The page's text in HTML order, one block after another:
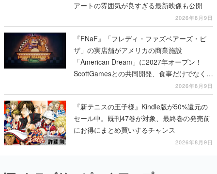
アートの雰囲気が良すぎる最新映像も公開
2026年8月9日
『FNaF』「フレディ・ファズベアーズ・ピ
ザ」の実店舗がアメリカの商業施設
「American Dream」に2027年オープン！
ScottGamesとの共同開発、食事だけでなくス
テージショーや没入型のホラー体験も楽しめ
る
2026年8月9日
『新テニスの王子様』Kindle版が50%還元の
セール中。既刊47巻が対象、最終巻の発売前
にお得にまとめ買いするチャンス
2026年8月9日